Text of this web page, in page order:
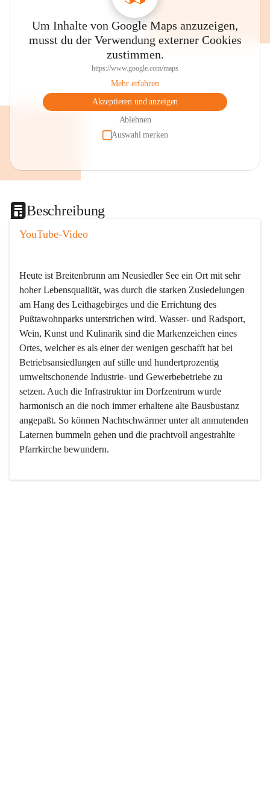
Um Inhalte von Google Maps anzuzeigen,
musst du der Verwendung externer Cookies
zustimmen.
https://www.google.com/maps
Mehr erfahren
Akzeptieren und anzeigen
Ablehnen
Auswahl merken
Beschreibung
YouTube-Video
Heute ist Breitenbrunn am Neusiedler See ein Ort mit sehr
hoher Lebensqualität, was durch die starken Zusiedelungen
am Hang des Leithagebirges und die Errichtung des
Pußtawohnparks unterstrichen wird. Wasser- und Radsport,
Wein, Kunst und Kulinarik sind die Markenzeichen eines
Ortes, welcher es als einer der wenigen geschafft hat bei
Betriebsansiedlungen auf stille und hundertprozentig
umweltschonende Industrie- und Gewerbebetriebe zu
setzen. Auch die Infrastruktur im Dorfzentrum wurde
harmonisch an die noch immer erhaltene alte Bausbustanz
angepaßt. So können Nachtschwärmer unter alt anmutenden
Laternen bummeln gehen und die prachtvoll angestrahlte
Pfarrkirche bewundern.
Der Weinbau dominert heute nicht mehr, ist aber integrativer